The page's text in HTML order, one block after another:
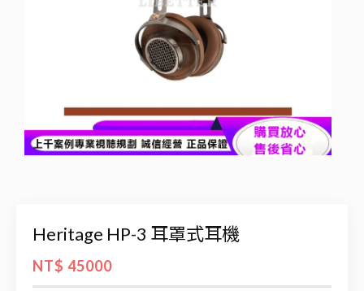
Heritage HP-3 耳罩式耳機
NT$ 45000